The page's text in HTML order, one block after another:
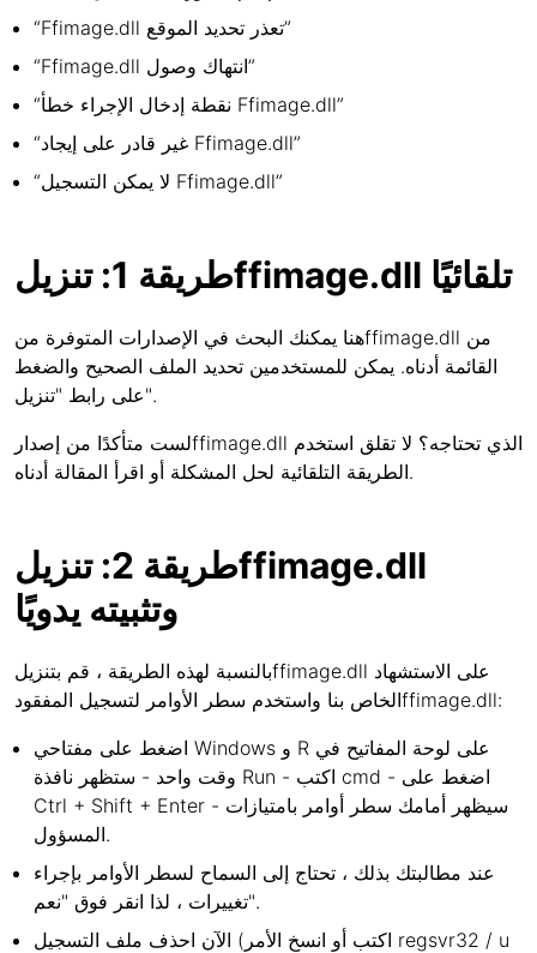
“Ffimage.dll تعذر تحديد الموقع”
“Ffimage.dll انتهاك وصول”
“نقطة إدخال الإجراء خطأ Ffimage.dll”
“غير قادر على إيجاد Ffimage.dll”
“لا يمكن التسجيل Ffimage.dll”
طريقة 1: تنزيلffimage.dll تلقائيًا
هنا يمكنك البحث في الإصدارات المتوفرة منffimage.dll من
القائمة أدناه. يمكن للمستخدمين تحديد الملف الصحيح والضغط
على رابط "تنزيل".
لست متأكدًا من إصدارffimage.dll الذي تحتاجه؟ لا تقلق استخدم
الطريقة التلقائية لحل المشكلة أو اقرأ المقالة أدناه.
طريقة 2: تنزيلffimage.dll
وتثبيته يدويًا
بالنسبة لهذه الطريقة ، قم بتنزيلffimage.dll على الاستشهاد
الخاص بنا واستخدم سطر الأوامر لتسجيل المفقودffimage.dll:
اضغط على مفتاحي Windows و R على لوحة المفاتيح في
وقت واحد - ستظهر نافذة Run - اكتب cmd - اضغط على
Ctrl + Shift + Enter - سيظهر أمامك سطر أوامر بامتيازات
المسؤول.
عند مطالبتك بذلك ، تحتاج إلى السماح لسطر الأوامر بإجراء
تغييرات ، لذا انقر فوق "نعم".
الآن احذف ملف التسجيل (اكتب أو انسخ الأمر regsvr32 / u